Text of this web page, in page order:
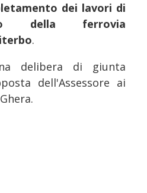
dei lavori di
della ferrovia
.
delibera di giunta
dell'Assessore ai